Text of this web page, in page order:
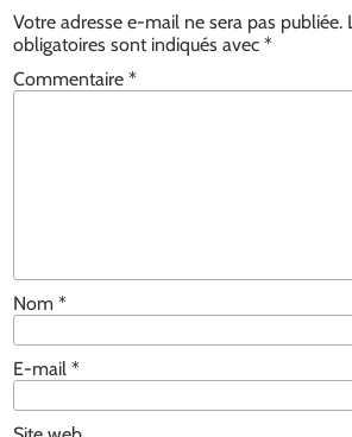
Votre adresse e-mail ne sera pas publiée.
obligatoires sont indiqués avec *
Commentaire *
Nom *
E-mail *